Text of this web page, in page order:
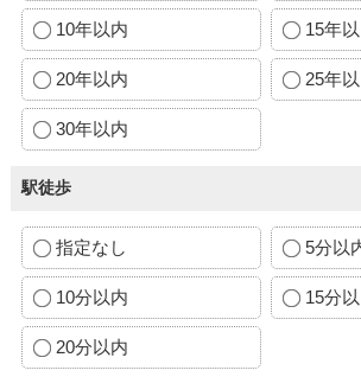
10年以内 15年
20年以内 25年
30年以内
駅徒歩
指定なし 5分以
10分以内 15分
20分以内